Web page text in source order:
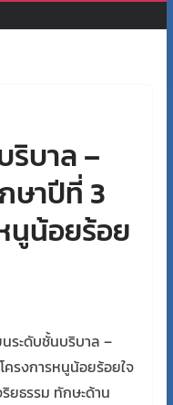
ริบาล –
ษาปีที่ 3
นูน้อยร้อย
ระดับชั้นบริบาล –
ครงการหนูน้อยร้อยใจ
ยธรรม ทักษะด้าน